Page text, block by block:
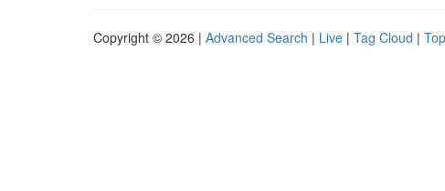
Copyright © 2026 | Advanced Search | Live | Tag Cloud |